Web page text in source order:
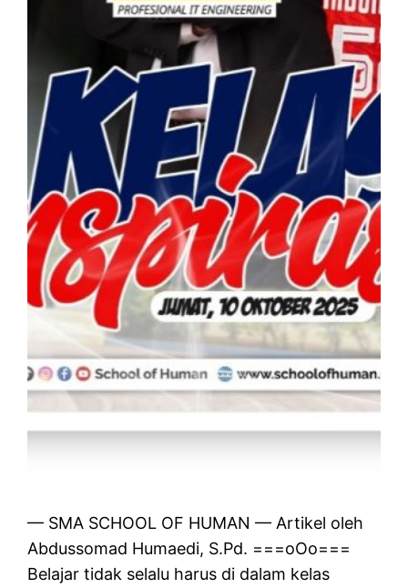
— SMA SCHOOL OF HUMAN — Artikel oleh
Abdussomad Humaedi, S.Pd. ===oOo===
Belajar tidak selalu harus di dalam kelas